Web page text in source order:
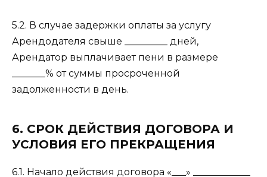
5.2. В случае задержки оплаты за услугу
Арендодателя свыше _________ дней,
Арендатор выплачивает пени в размере
_______% от суммы просроченной
задолженности в день.
6. СРОК ДЕЙСТВИЯ ДОГОВОРА И
УСЛОВИЯ ЕГО ПРЕКРАЩЕНИЯ
6.1. Начало действия договора «___» ____________